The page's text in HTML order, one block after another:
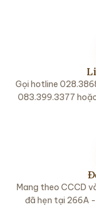
Hướng dẫn
Gọi hotline
083.399.3377
Mang theo CCCD
đã hẹn tại 266A